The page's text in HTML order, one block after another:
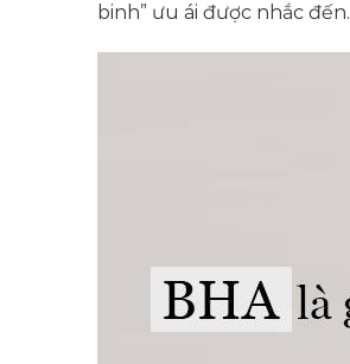
binh” ưu ái được nhắc đến.